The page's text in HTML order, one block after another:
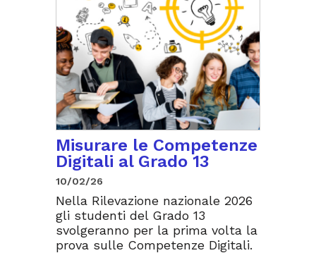
Misurare le Competenze
Digitali al Grado 13
10/02/26
Nella Rilevazione nazionale 2026
gli studenti del Grado 13
svolgeranno per la prima volta la
prova sulle Competenze Digitali.